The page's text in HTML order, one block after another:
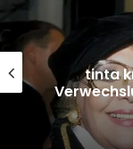
tinta